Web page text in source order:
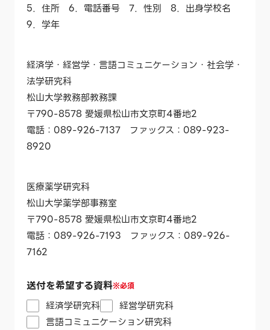
5．住所 6．電話番号 7．性別 8．出身学校名
9．学年
経済学・経営学・言語コミュニケーション・社会学・
法学研究科
松山大学教務部教務課
〒790-8578 愛媛県松山市文京町4番地2
電話：089-926-7137 ファックス：089-923-
8920
医療薬学研究科
松山大学薬学部事務室
〒790-8578 愛媛県松山市文京町4番地2
電話：089-926-7193 ファックス：089-926-
7162
送付を希望する資料※必須
経済学研究科
経営学研究科
言語コミュニケーション研究科